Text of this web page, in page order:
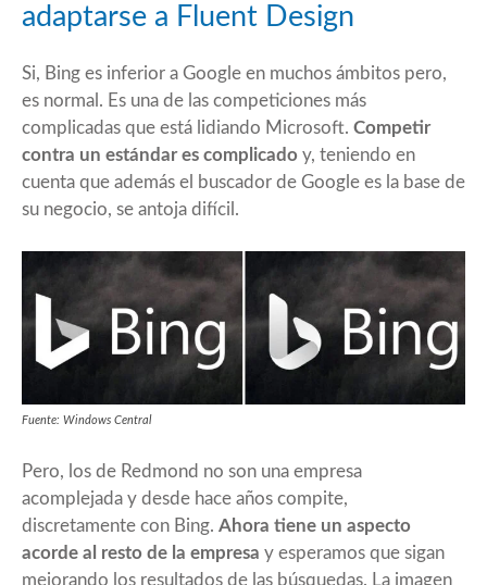
adaptarse a Fluent Design
Si, Bing es inferior a Google en muchos ámbitos pero,
es normal. Es una de las competiciones más
complicadas que está lidiando Microsoft. Competir
contra un estándar es complicado y, teniendo en
cuenta que además el buscador de Google es la base de
su negocio, se antoja difícil.
Fuente: Windows Central
Pero, los de Redmond no son una empresa
acomplejada y desde hace años compite,
discretamente con Bing. Ahora tiene un aspecto
acorde al resto de la empresa y esperamos que sigan
mejorando los resultados de las búsquedas. La imagen